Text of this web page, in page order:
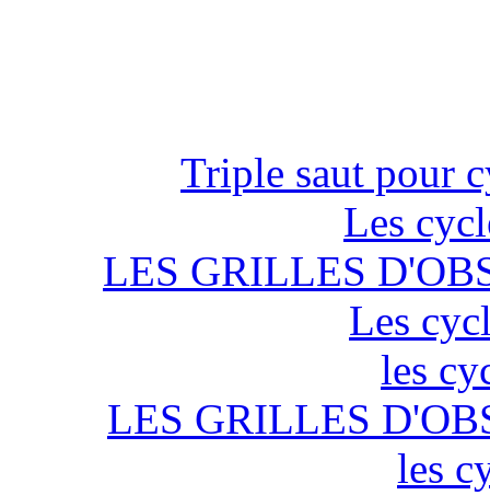
Triple saut pour
Les
LES GRILLES
Les
les
LES GRILLES
les